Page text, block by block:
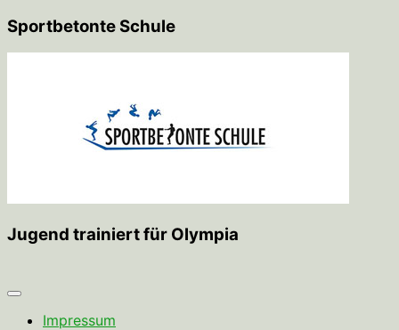
Sportbetonte Schule
Jugend trainiert für Olympia
Impressum